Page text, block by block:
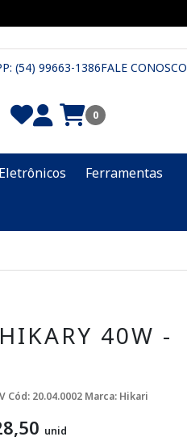
(54) 99663-1386FALE CONOSCO
0
Ferramentas
40W -
Cód: 20.04.0002 Marca: Hikari
,50 unid